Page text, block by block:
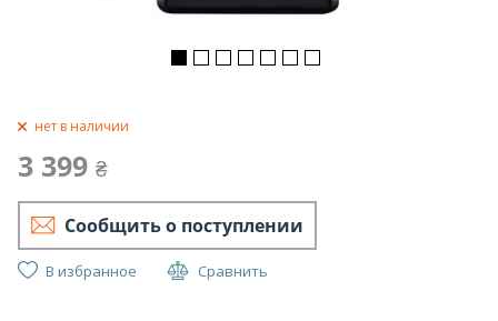
нет в наличии
3 399 ₴
Сообщить о поступлении
В избранное Сравнить